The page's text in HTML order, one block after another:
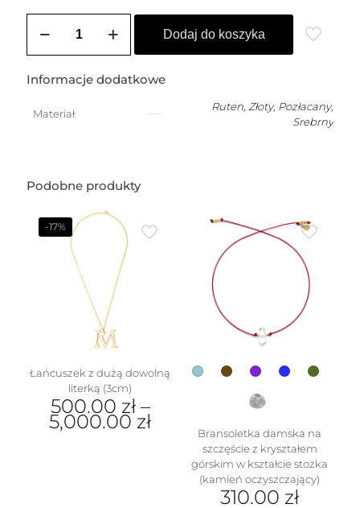
Łańcuszek
mniejszą
Maryjką
(2
Dodaj do koszyka
Informacje dodatkowe
Materiał
Ruten, Złoty, Pozłacany,
Srebrny
Podobne produkty
-17%
Łańcuszek z dużą dowolną
literką (3cm)
500.00 zł–
5,000.00 zł
Bransoletka damska na
szczęście z kryształem
górskim w kształcie stożka
(kamień oczyszczający)
310.00 zł